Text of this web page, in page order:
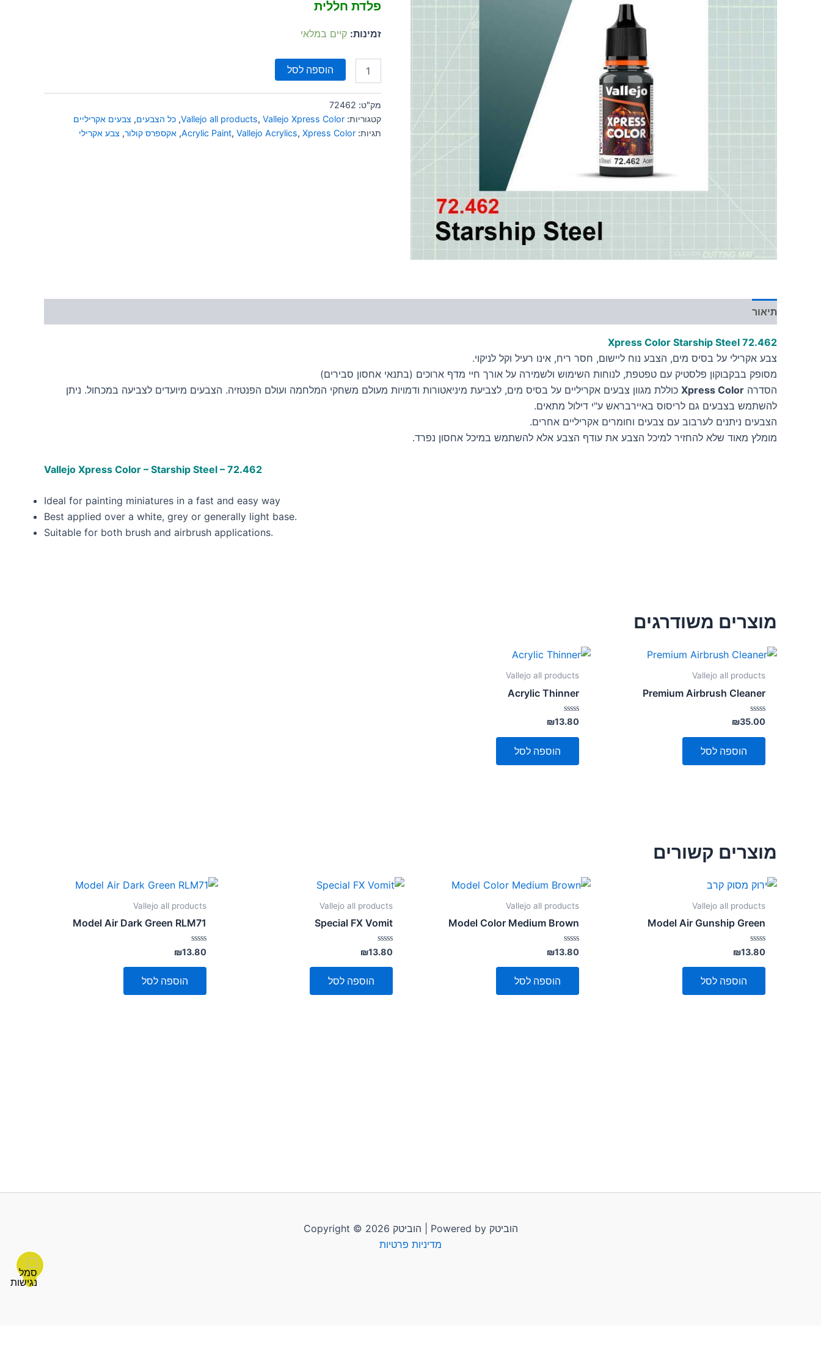
פלדת חללית
זמינות: קיים במלאי
הוספה לסל
מק"ט: 72462
קטגוריות:
Vallejo all products, Vallejo Xpress Color
, כל הצבעים, צבעים אקריליים
תגיות:
Acrylic Paint, Vallejo Acrylics, Xpress Color
, אקספרס קולור, צבע אקרילי
תיאור
Xpress Color Starship Steel 72.462
צבע אקרילי על בסיס מים, הצבע נוח ליישום, חסר ריח, אינו רעיל וקל לניקוי.
מסופק בבקבוקון פלסטיק עם טפטפת, לנוחות השימוש ולשמירה על אורך חיי מדף ארוכים (בתנאי אחסון סבירים)
הסדרה Xpress Color כוללת מגוון צבעים אקריליים על בסיס מים, לצביעת מיניאטורות ודמויות מעולם משחקי המלחמה ועולם הפנטזיה. הצבעים מיועדים לצביעה במכחול. ניתן
להשתמש בצבעים גם לריסוס באיירבראש ע"י דילול מתאים.
הצבעים ניתנים לערבוב עם צבעים וחומרים אקריליים אחרים.
מומלץ מאוד שלא להחזיר למיכל הצבע את עודף הצבע אלא להשתמש במיכל אחסון נפרד.
Vallejo Xpress Color – Starship Steel – 72.462
Ideal for painting miniatures in a fast and easy way
Best applied over a white, grey or generally light base.
Suitable for both brush and airbrush applications.
מוצרים משודרגים
Vallejo all products
Premium Airbrush Cleaner
דורג
0
מתוך
₪35.00
הוספה לסל
Vallejo all products
Acrylic Thinner
דורג
0
מתוך
₪13.80
הוספה לסל
מוצרים קשורים
Vallejo all products
Model Air Gunship Green
דורג
0
מתוך
₪13.80
הוספה לסל
Vallejo all products
Model Color Medium Brown
דורג
0
מתוך
₪13.80
הוספה לסל
Vallejo all products
Special FX Vomit
דורג
0
מתוך
₪13.80
הוספה לסל
Vallejo all products
Model Air Dark Green RLM71
דורג
0
מתוך
₪13.80
הוספה לסל
Copyright © 2026 הוביטק | Powered by הוביטק
מדיניות פרטיות